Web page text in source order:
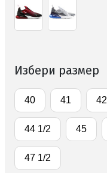
Избери размер
40 41 42
44 1/2 45
47 1/2